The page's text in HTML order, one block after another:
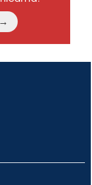
Pročitajte više →